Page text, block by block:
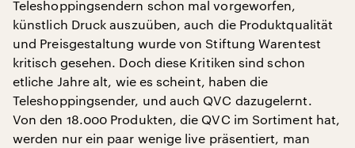
Teleshoppingsendern schon mal vorgeworfen,
künstlich Druck auszuüben, auch die Produktqualität
und Preisgestaltung wurde von Stiftung Warentest
kritisch gesehen. Doch diese Kritiken sind schon
etliche Jahre alt, wie es scheint, haben die
Teleshoppingsender, und auch QVC dazugelernt.
Von den 18.000 Produkten, die QVC im Sortiment hat,
werden nur ein paar wenige live präsentiert, man